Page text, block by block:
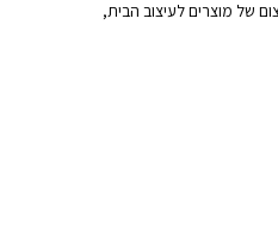
של מוצרים לעיצוב הבית,